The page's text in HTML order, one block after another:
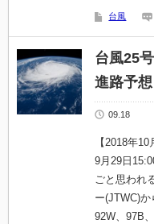
台風
台風25
進路予
09.18
【2018年
9月29日
ごと思われ
ー(JTWC)
92W、97B